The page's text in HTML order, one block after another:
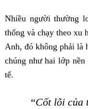
Nhiều người thường
thống và chạy theo xu
Anh, đó không phải là
chúng như hai lớp
tế.
“Cốt lõi của